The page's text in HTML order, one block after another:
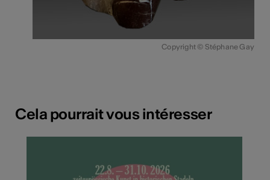
Copyright © Stéphane Gay
Cela pourrait vous intéresser